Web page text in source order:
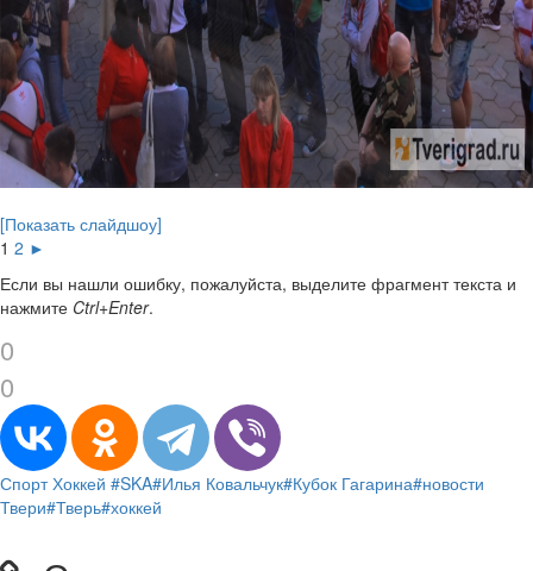
[Показать слайдшоу]
1 2 ►
Если вы нашли ошибку, пожалуйста, выделите фрагмент текста и
нажмите Ctrl+Enter.
0
0
Спорт Хоккей #SKA#Илья Ковальчук#Кубок Гагарина#новости
Твери#Тверь#хоккей